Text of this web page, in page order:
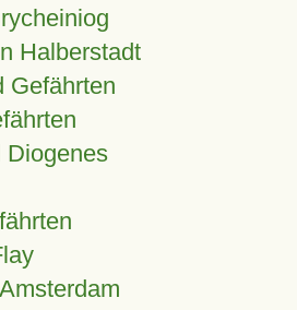
Halberstadt
Gefährten
Diogenes